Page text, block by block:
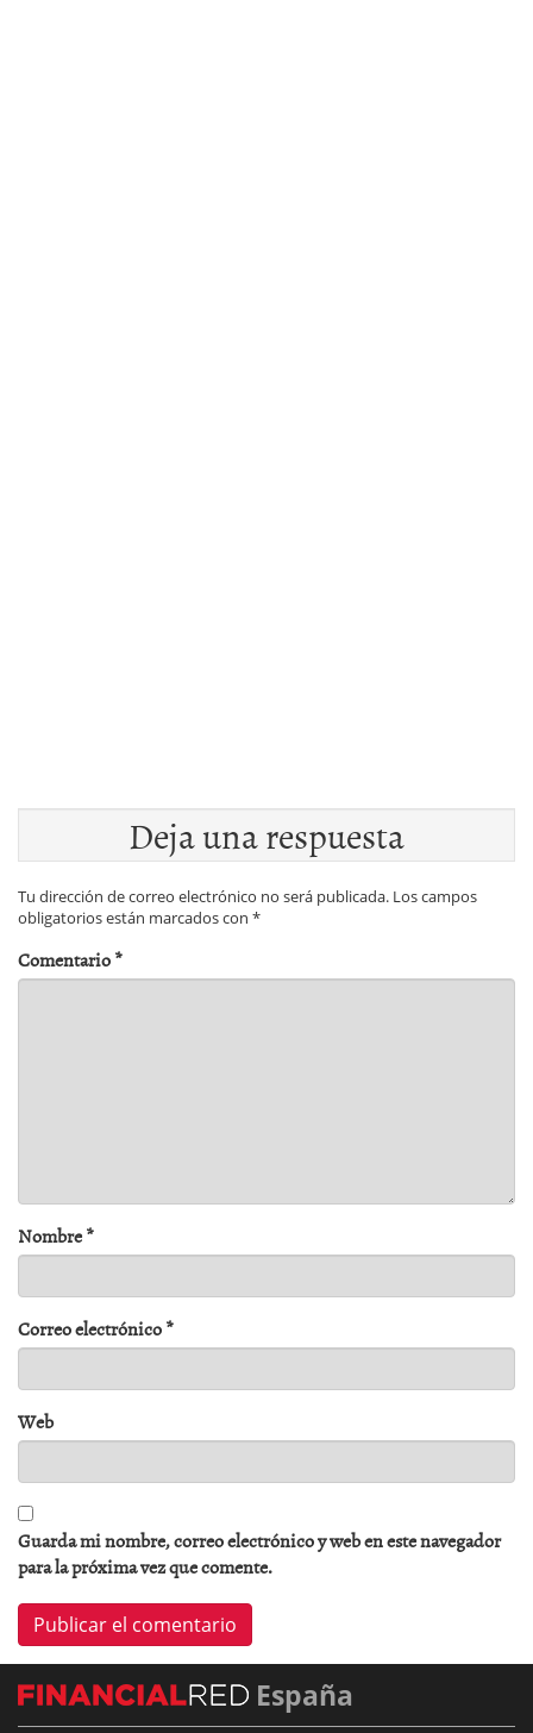
Deja una respuesta
Tu dirección de correo electrónico no será publicada. Los campos
obligatorios están marcados con *
Comentario*
Nombre*
Correo electrónico*
Web
Guarda mi nombre, correo electrónico y web en este navegador
para la próxima vez que comente.
España